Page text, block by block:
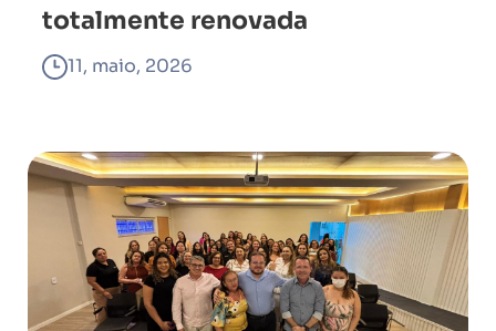
totalmente renovada
11, maio, 2026